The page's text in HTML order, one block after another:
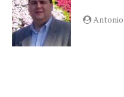
Antonio